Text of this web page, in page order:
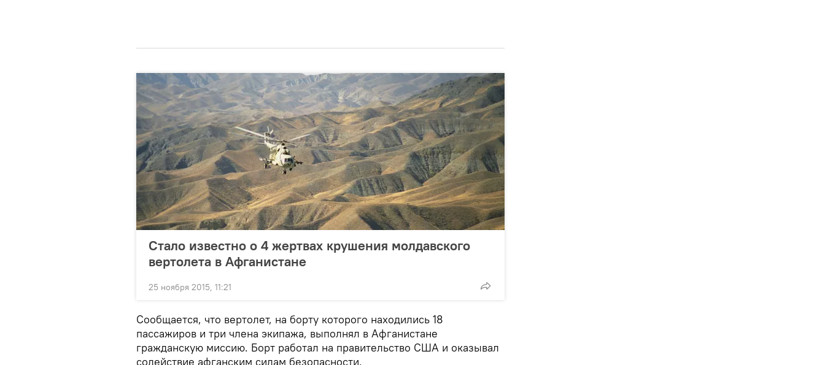
Стало известно о 4 жертвах крушения молдавского
вертолета в Афганистане
25 ноября 2015, 11:21
Сообщается, что вертолет, на борту которого находились 18
пассажиров и три члена экипажа, выполнял в Афганистане
гражданскую миссию. Борт работал на правительство США и оказывал
содействие афганским силам безопасности.